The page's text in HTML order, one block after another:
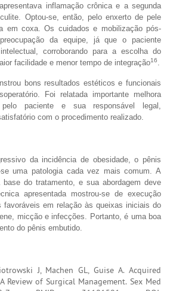
inflamação crônica e a segunda
Optou-se, então, pelo enxerto de pele
em coxa. Os cuidados e mobilização pós-
da equipe, já que o paciente
corroborando para a escolha do
facilidade e menor tempo de integração16
bons resultados estéticos e funcionais
Foi relatada importante melhora
paciente e sua responsável legal,
com o procedimento realizado.
da incidência de obesidade, o pênis
uma patologia cada vez mais comum. A
do tratamento, e sua abordagem deve
apresentada mostrou-se de execução
em relação às queixas iniciais do
micção e infecções. Portanto, é uma boa
do pênis embutido.
J, Machen GL, Guise A. Acquired
Review of Surgical Management. Sex Med